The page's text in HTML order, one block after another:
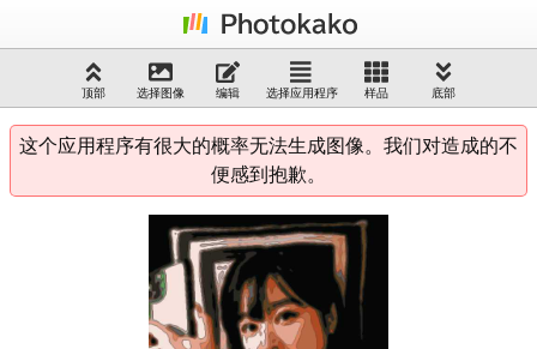
顶部 选择图像 编辑 选择应用程序 样品 底部
这个应用程序有很大的概率无法生成图像。我们对造成的不
便感到抱歉。